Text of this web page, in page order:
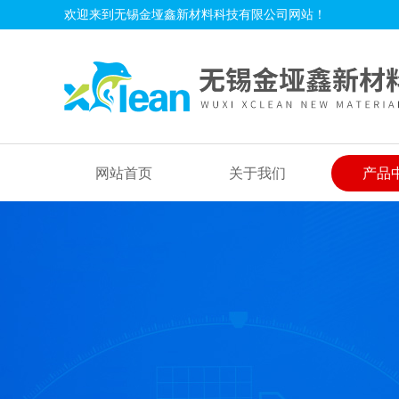
欢迎来到无锡金垭鑫新材料科技有限公司网站！
网站首页 关于我们 产品